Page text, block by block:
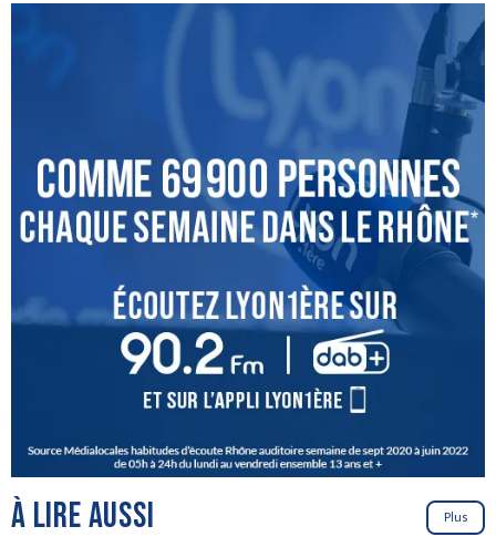
À LIRE AUSSI Plus